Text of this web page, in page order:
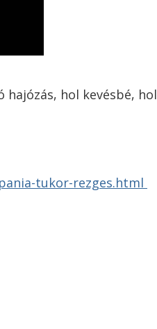
hajózás, hol kevésbé, hol
tukor-rezges.html